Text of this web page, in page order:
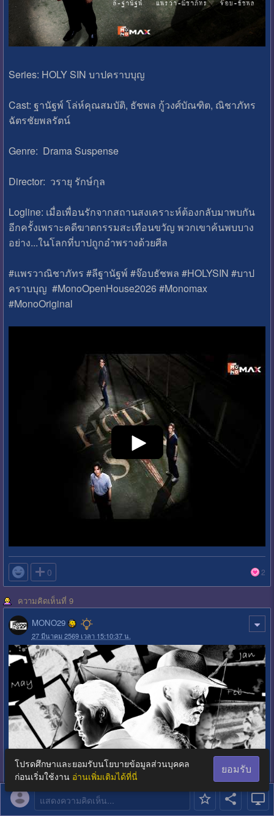
Series: HOLY SIN บาปคราบบุญ
Cast: ฐานัฐพ์ โล่ห์คุณสมบัติ, ธัชพล กู้วงศ์บัณฑิต, ณิชาภัทร
ฉัตรชัยพลรัตน์
Genre: Drama Suspense
Director: วรายุ รักษ์กุล
Logline: เมื่อเพื่อนรักจากสถานสงเคราะห์ต้องกลับมาพบกัน
อีกครั้งเพราะคดีฆาตกรรมสะเทือนขวัญ พวกเขาค้นพบบาง
อย่าง...ในโลกที่บาปถูกอำพรางด้วยศีล
#แพรวาณิชาภัทร #ลีฐานัฐพ์ #จ๊อบธัชพล #HOLYSIN #บาป
คราบบุญ #MonoOpenHouse2026 #Monomax
#MonoOriginal
 0 2
ความคิดเห็นที่ 9
MONO29
27 มีนาคม 2569 เวลา 15:10:37 น.
แสดงความคิดเห็น...
โปรดศึกษาและยอมรับนโยบายข้อมูลส่วนบุคคล
ก่อนเริ่มใช้งาน อ่านเพิ่มเติมได้ที่นี่
ยอมรับ